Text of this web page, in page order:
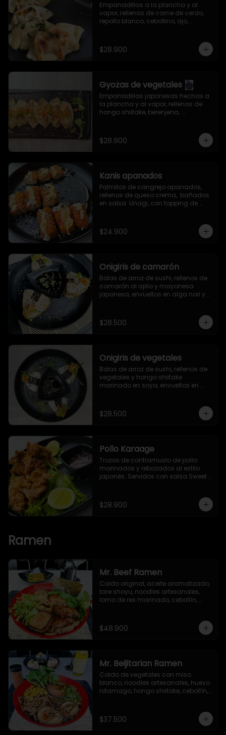
Empanadillas a la plancha y al
vapor, rellenas de carne de cerdo,
repollo blanco, cebollino, ajo,
$28.900
Gyozas de vegetales
Empanadillas japonesas hechas a
la plancha y al vapor, rellenas de
hongo shiitake, berenjena,
Servidas con salsa especial de la
casa.
$28.900
Kanis apanados
Palmitos de cangrejo apanados,
rellenos de queso crema,  bañados
en salsa  Unagi, con topping de
$24.900
Onigiris de camarón
Bolas de arroz de sushi, rellenos de
camarón al ajillo y mayonesa
japonesa, envueltos en alga nori y
$28.500
Onigiris de vegetales
Bolas de arroz de sushi, rellenos de
vegetales y hongo shiitake
marinado en soya, envueltos en
$28.500
Pollo Karaage
Trozos de contramuslo de pollo
marinados y rebozados al estilo
japonés. Servidos con salsa Sweet
$28.900
Ramen
Mr. Beef Ramen
Caldo original, aceite aromatizado,
tare shoyu, noodles artesanales,
lomo de res marinado, cebollín,
$48.900
Mr. Beijitarian Ramen
Caldo de vegetales con miso
blanco, noodles artesanales, huevo
nitamago, hongo shiitake, cebollín,
$37.500